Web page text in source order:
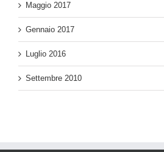
Maggio 2017
Gennaio 2017
Luglio 2016
Settembre 2010